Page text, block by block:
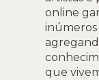
online
que